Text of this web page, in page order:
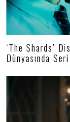
‘The Shards’
Dünyasında